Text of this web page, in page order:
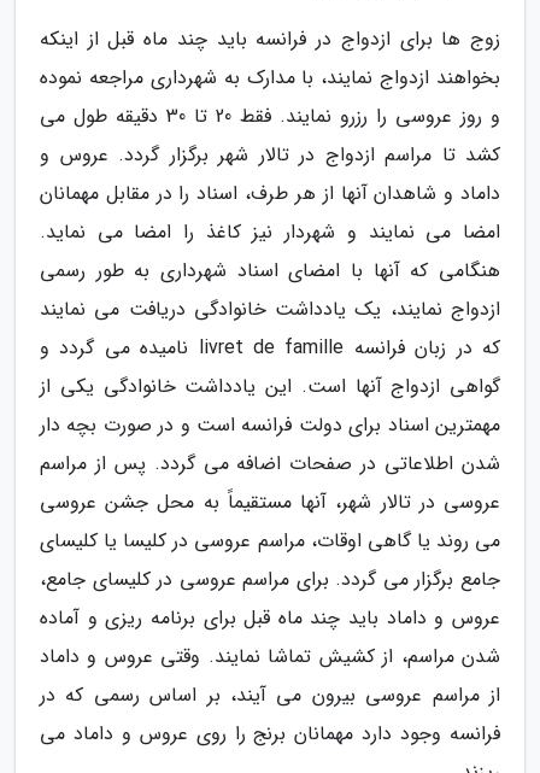
زوج ها برای ازدواج در فرانسه باید چند ماه قبل از اینکه
بخواهند ازدواج نمایند، با مدارک به شهرداری مراجعه نموده
و روز عروسی را رزرو نمایند. فقط 20 تا 30 دقیقه طول می
کشد تا مراسم ازدواج در تالار شهر برگزار گردد. عروس و
داماد و شاهدان آنها از هر طرف، اسناد را در مقابل مهمانان
امضا می نمایند و شهردار نیز کاغذ را امضا می نماید.
هنگامی که آنها با امضای اسناد شهرداری به طور رسمی
ازدواج نمایند، یک یادداشت خانوادگی دریافت می نمایند
که در زبان فرانسه livret de famille نامیده می گردد و
گواهی ازدواج آنها است. این یادداشت خانوادگی یکی از
مهمترین اسناد برای دولت فرانسه است و در صورت بچه دار
شدن اطلاعاتی در صفحات اضافه می گردد. پس از مراسم
عروسی در تالار شهر، آنها مستقیماً به محل جشن عروسی
می روند یا گاهی اوقات، مراسم عروسی در کلیسا یا کلیسای
جامع برگزار می گردد. برای مراسم عروسی در کلیسای جامع،
عروس و داماد باید چند ماه قبل برای برنامه ریزی و آماده
شدن مراسم، از کشیش تماشا نمایند. وقتی عروس و داماد
از مراسم عروسی بیرون می آیند، بر اساس رسمی که در
فرانسه وجود دارد مهمانان برنج را روی عروس و داماد می